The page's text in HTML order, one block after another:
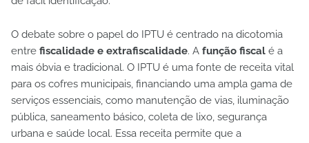
O debate sobre o papel do IPTU é centrado na dicotomia
entre fiscalidade e extrafiscalidade. A função fiscal é a
mais óbvia e tradicional. O IPTU é uma fonte de receita vital
para os cofres municipais, financiando uma ampla gama de
serviços essenciais, como manutenção de vias, iluminação
pública, saneamento básico, coleta de lixo, segurança
urbana e saúde local. Essa receita permite que a